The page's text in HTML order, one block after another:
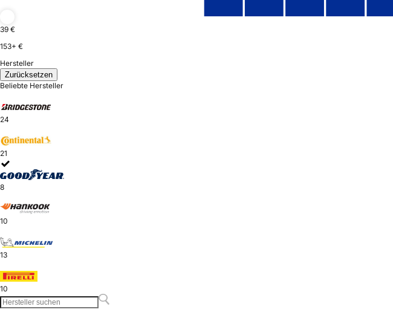
39 €
153+ €
Hersteller
Zurücksetzen
Beliebte Hersteller
24
21
8
10
13
10